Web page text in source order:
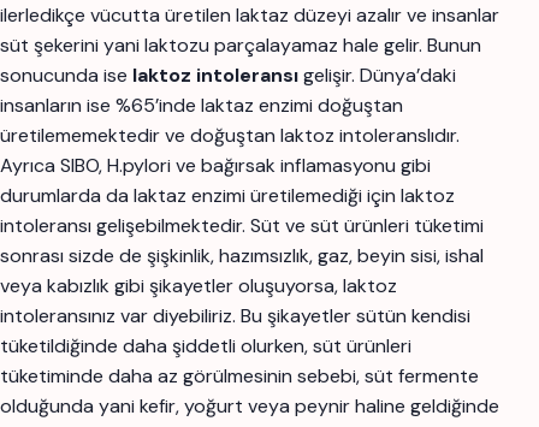
ilerledikçe vücutta üretilen laktaz düzeyi azalır ve insanlar
süt şekerini yani laktozu parçalayamaz hale gelir. Bunun
sonucunda ise laktoz intoleransıgelişir. Dünya’daki
insanların ise %65’inde laktaz enzimi doğuştan
üretilememektedir ve doğuştan laktoz intoleranslıdır.
Ayrıca SIBO, H.pylori ve bağırsak inflamasyonu gibi
durumlarda da laktaz enzimi üretilemediği için laktoz
intoleransı gelişebilmektedir. Süt ve süt ürünleri tüketimi
sonrası sizde de şişkinlik, hazımsızlık, gaz, beyin sisi, ishal
veya kabızlık gibi şikayetler oluşuyorsa, laktoz
intoleransınız var diyebiliriz. Bu şikayetler sütün kendisi
tüketildiğinde daha şiddetli olurken, süt ürünleri
tüketiminde daha az görülmesinin sebebi, süt fermente
olduğunda yani kefir, yoğurt veya peynir haline geldiğinde